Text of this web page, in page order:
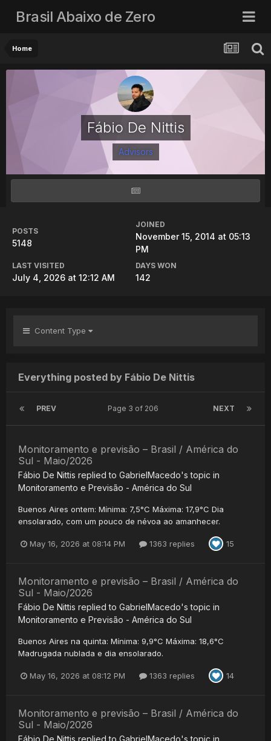
Brasil Abaixo de Zero
Home
Fábio De Nittis
Advisors
POSTS
5148
JOINED
November 15, 2014 at 05:13
PM
LAST VISITED
July 4, 2026 at 12:12 AM
DAYS WON
142
Content Type
Everything posted by Fábio De Nittis
PREV NEXT
Page 3 of 206
Monitoramento e previsão – Brasil / América do
Sul - Maio/2026
Fábio De Nittis replied to GabrielMacedo's topic in
Monitoramento e Previsão - América do Sul
Buenos Aires ontem: Mínima: 7,5°C Máxima: 17,9°C Dia
ensolarado, com um pouco de névoa ao amanhecer.
May 16, 2026 at 08:14 PM 1363 replies 15
Monitoramento e previsão – Brasil / América do
Sul - Maio/2026
Fábio De Nittis replied to GabrielMacedo's topic in
Monitoramento e Previsão - América do Sul
Buenos Aires na quinta: Mínima: 9,9°C Máxima: 18,6°C
Madrugada nublada e dia ensolarado.
May 16, 2026 at 08:12 PM 1363 replies 14
Monitoramento e previsão – Brasil / América do
Sul - Maio/2026